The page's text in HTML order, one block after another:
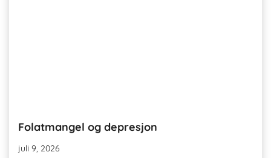
Folatmangel og depresjon
juli 9, 2026